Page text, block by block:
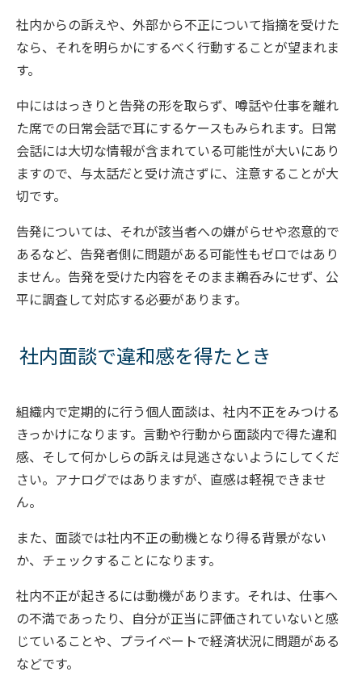
社内からの訴えや、外部から不正について指摘を受けた
なら、それを明らかにするべく行動することが望まれま
す。
中にははっきりと告発の形を取らず、噂話や仕事を離れ
た席での日常会話で耳にするケースもみられます。日常
会話には大切な情報が含まれている可能性が大いにあり
ますので、与太話だと受け流さずに、注意することが大
切です。
告発については、それが該当者への嫌がらせや恣意的で
あるなど、告発者側に問題がある可能性もゼロではあり
ません。告発を受けた内容をそのまま鵜呑みにせず、公
平に調査して対応する必要があります。
社内面談で違和感を得たとき
組織内で定期的に行う個人面談は、社内不正をみつける
きっかけになります。言動や行動から面談内で得た違和
感、そして何かしらの訴えは見逃さないようにしてくだ
さい。アナログではありますが、直感は軽視できませ
ん。
また、面談では社内不正の動機となり得る背景がない
か、チェックすることになります。
社内不正が起きるには動機があります。それは、仕事へ
の不満であったり、自分が正当に評価されていないと感
じていることや、プライベートで経済状況に問題がある
などです。